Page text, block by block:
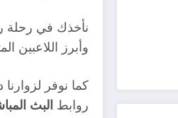
وأبرز اللاعبين
كما نوفر
روابط البث